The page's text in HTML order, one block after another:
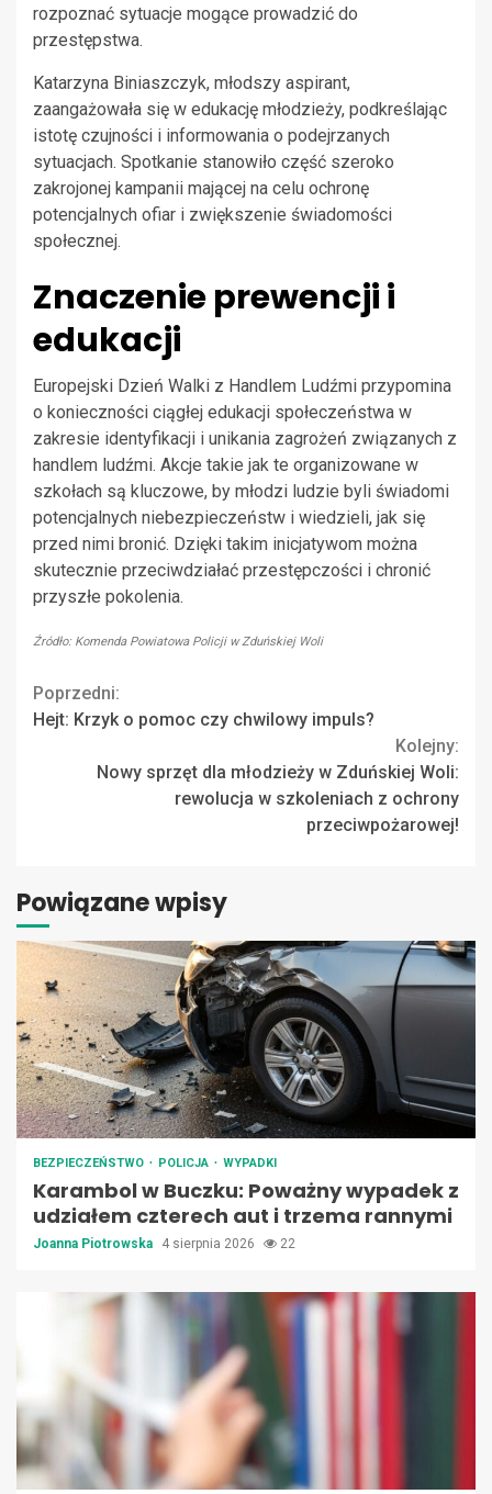
rozpoznać sytuacje mogące prowadzić do
przestępstwa.
Katarzyna Biniaszczyk, młodszy aspirant,
zaangażowała się w edukację młodzieży, podkreślając
istotę czujności i informowania o podejrzanych
sytuacjach. Spotkanie stanowiło część szeroko
zakrojonej kampanii mającej na celu ochronę
potencjalnych ofiar i zwiększenie świadomości
społecznej.
Znaczenie prewencji i
edukacji
Europejski Dzień Walki z Handlem Ludźmi przypomina
o konieczności ciągłej edukacji społeczeństwa w
zakresie identyfikacji i unikania zagrożeń związanych z
handlem ludźmi. Akcje takie jak te organizowane w
szkołach są kluczowe, by młodzi ludzie byli świadomi
potencjalnych niebezpieczeństw i wiedzieli, jak się
przed nimi bronić. Dzięki takim inicjatywom można
skutecznie przeciwdziałać przestępczości i chronić
przyszłe pokolenia.
Źródło: Komenda Powiatowa Policji w Zduńskiej Woli
Continue
Reading
Poprzedni:
Hejt: Krzyk o pomoc czy chwilowy impuls?
Kolejny:
Nowy sprzęt dla młodzieży w Zduńskiej Woli:
rewolucja w szkoleniach z ochrony
przeciwpożarowej!
Powiązane wpisy
BEZPIECZEŃSTWO POLICJA WYPADKI
Karambol w Buczku: Poważny wypadek z
udziałem czterech aut i trzema rannymi
Joanna Piotrowska 4 sierpnia 2026 22